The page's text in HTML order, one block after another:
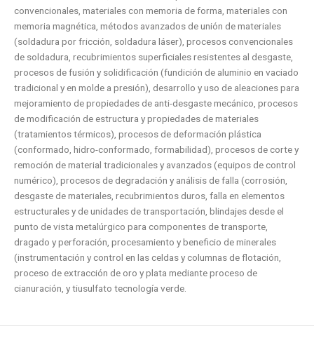
convencionales, materiales con memoria de forma, materiales con
memoria magnética, métodos avanzados de unión de materiales
(soldadura por fricción, soldadura láser), procesos convencionales
de soldadura, recubrimientos superficiales resistentes al desgaste,
procesos de fusión y solidificación (fundición de aluminio en vaciado
tradicional y en molde a presión), desarrollo y uso de aleaciones para
mejoramiento de propiedades de anti-desgaste mecánico, procesos
de modificación de estructura y propiedades de materiales
(tratamientos térmicos), procesos de deformación plástica
(conformado, hidro-conformado, formabilidad), procesos de corte y
remoción de material tradicionales y avanzados (equipos de control
numérico), procesos de degradación y análisis de falla (corrosión,
desgaste de materiales, recubrimientos duros, falla en elementos
estructurales y de unidades de transportación, blindajes desde el
punto de vista metalúrgico para componentes de transporte,
dragado y perforación, procesamiento y beneficio de minerales
(instrumentación y control en las celdas y columnas de flotación,
proceso de extracción de oro y plata mediante proceso de
cianuración, y tiusulfato tecnología verde.